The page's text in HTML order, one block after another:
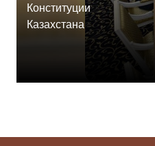
Конституции
Казахстана